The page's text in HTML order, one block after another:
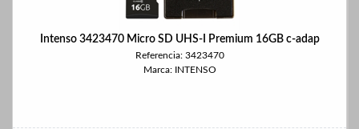
Intenso 3423470 Micro SD UHS-I Premium 16GB c-adap
Referencia: 3423470
Marca: INTENSO